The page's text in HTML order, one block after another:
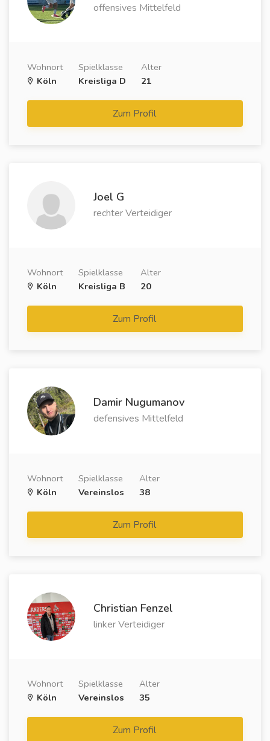
offensives Mittelfeld
Wohnort
Köln
Spielklasse
Kreisliga D
Alter
21
Zum Profil
Joel G
rechter Verteidiger
Wohnort
Köln
Spielklasse
Kreisliga B
Alter
20
Zum Profil
Damir Nugumanov
defensives Mittelfeld
Wohnort
Köln
Spielklasse
Vereinslos
Alter
38
Zum Profil
Christian Fenzel
linker Verteidiger
Wohnort
Köln
Spielklasse
Vereinslos
Alter
35
Zum Profil